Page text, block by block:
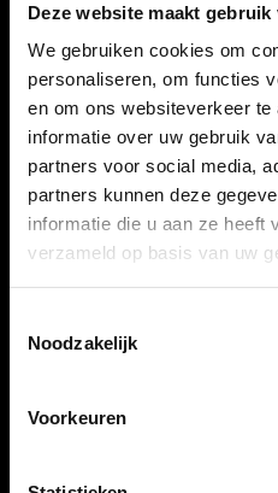
Deze website maakt gebruik
We gebruiken cookies om
personaliseren, om functies
en om ons websiteverkeer
informatie over uw gebruik
partners voor social media,
partners kunnen deze
informatie die u aan ze heeft
verzameld op basis van uw
Noodzakelijk
Voorkeuren
Artikelen van bekende
Stephen Bunting
overzichtelijk bij
andere producten die passen
bekende darter. Dat is
Stephen Bunting horen.